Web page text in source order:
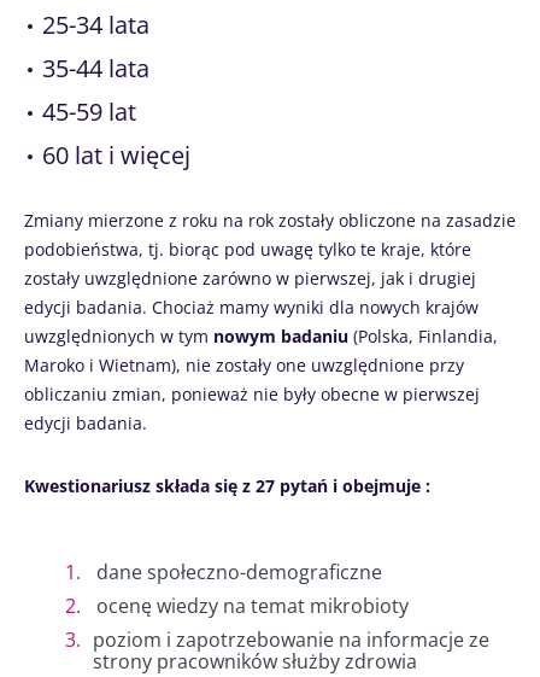
25-34 lata
35-44 lata
45-59 lat
60 lat i więcej
Zmiany mierzone z roku na rok zostały obliczone na zasadzie
podobieństwa, tj. biorąc pod uwagę tylko te kraje, które
zostały uwzględnione zarówno w pierwszej, jak i drugiej
edycji badania. Chociaż mamy wyniki dla nowych krajów
uwzględnionych w tym nowym badaniu (Polska, Finlandia,
Maroko i Wietnam), nie zostały one uwzględnione przy
obliczaniu zmian, ponieważ nie były obecne w pierwszej
edycji badania.
Kwestionariusz składa się z 27 pytań i obejmuje :
dane społeczno-demograficzne
ocenę wiedzy na temat mikrobioty
poziom i zapotrzebowanie na informacje ze
strony pracowników służby zdrowia